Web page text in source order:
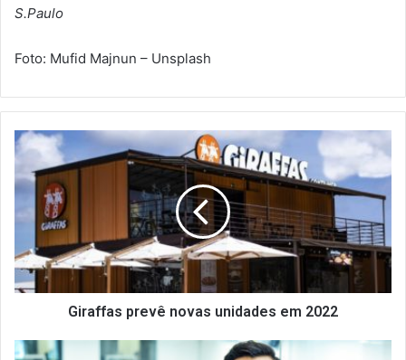
S.Paulo
Foto: Mufid Majnun – Unsplash
G
i
r
a
f
a
s
p
v
Giraffas prevê novas unidades em 2022
A